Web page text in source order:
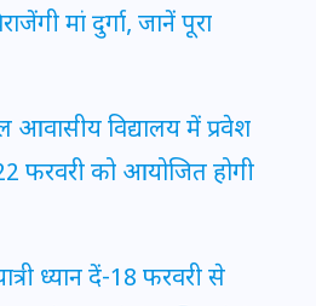
मां दुर्गा, जानें पूरा
विद्यालय में प्रवेश
फरवरी को आयोजित होगी
ध्यान दें-18 फरवरी से